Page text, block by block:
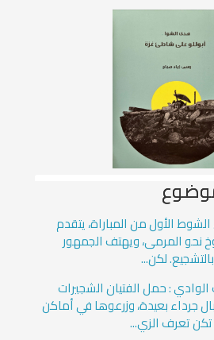
الأول من المباراة، يتقدم
نحو المرمى، ويهتف الجمهور
بالتشجيع. لكن...
: حمل الفتيان الشجيرات
جرداء بعيدة، وزرعوها في أماكن
تعرف الزي...